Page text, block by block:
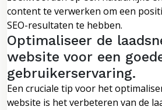
content te verwerken om een
SEO-resultaten te hebben.
Optimaliseer de
website voor een
gebruikerservaring.
Een cruciale tip voor het
website is het verbeteren van de